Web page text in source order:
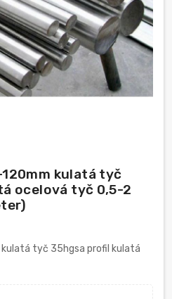
kulatá tyč
ocelová tyč 0,5-2
tyč 35hgsa profil kulatá